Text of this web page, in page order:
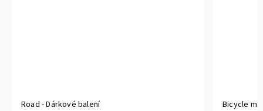
Road - Dárkové balení Bicycle